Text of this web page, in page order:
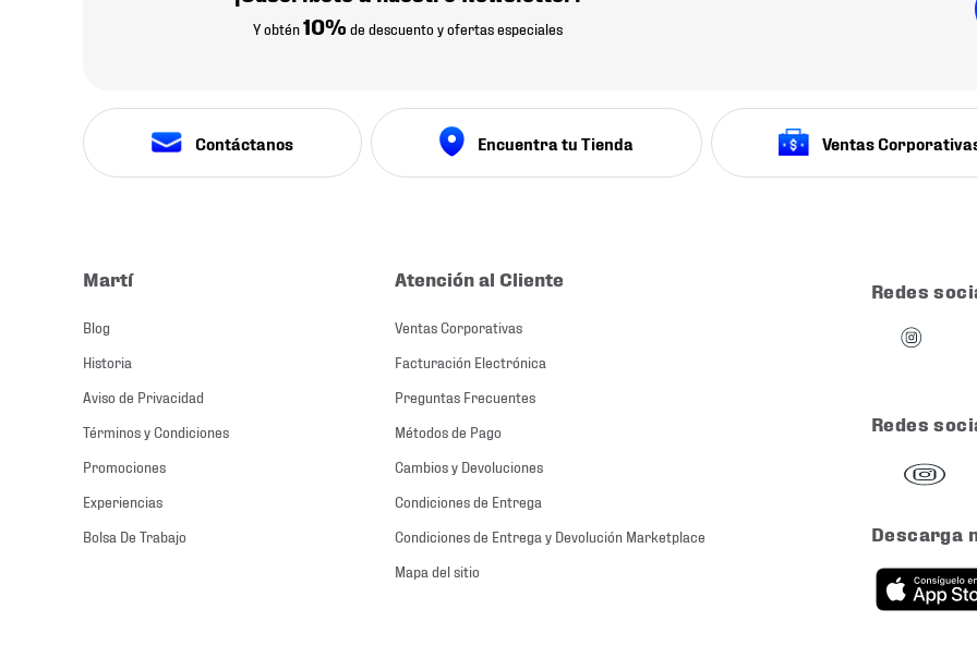
Y obtén10% de descuento y ofertas especiales
Contáctanos Encuentra tu Tienda Ventas
Martí
Blog
Historia
Aviso de Privacidad
Términos y Condiciones
Promociones
Experiencias
Bolsa De Trabajo
Atención al Cliente
Ventas Corporativas
Facturación Electrónica
Preguntas Frecuentes
Métodos de Pago
Cambios y Devoluciones
Condiciones de Entrega
Condiciones de Entrega y Devolución Marketplace
Mapa del sitio
Redes
Redes
Descarga